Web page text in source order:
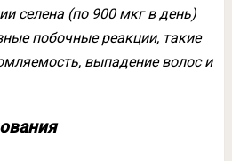
селена (по 900 мкг в день)
побочные реакции, такие
выпадение волос и